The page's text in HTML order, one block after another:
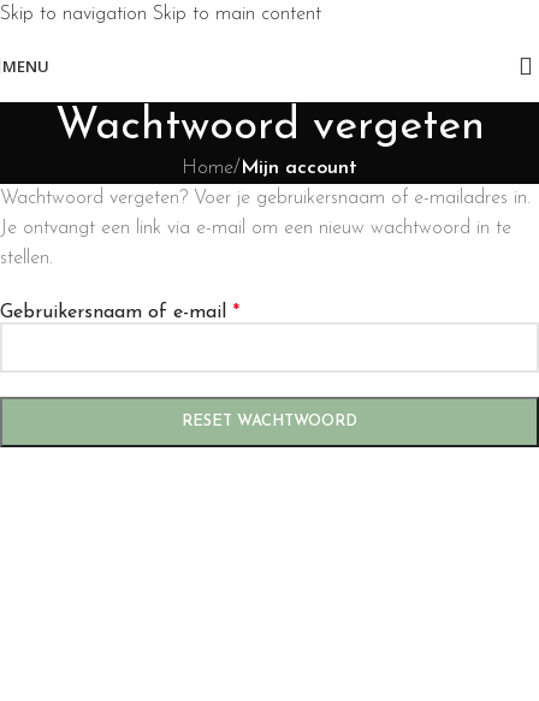
Skip to navigation Skip to main content
MENU
Wachtwoord vergeten
Home/ Mijn account
Wachtwoord vergeten? Voer je gebruikersnaam of e-mailadres in.
Je ontvangt een link via e-mail om een nieuw wachtwoord in te
stellen.
Gebruikersnaam of e-mail *
RESET WACHTWOORD